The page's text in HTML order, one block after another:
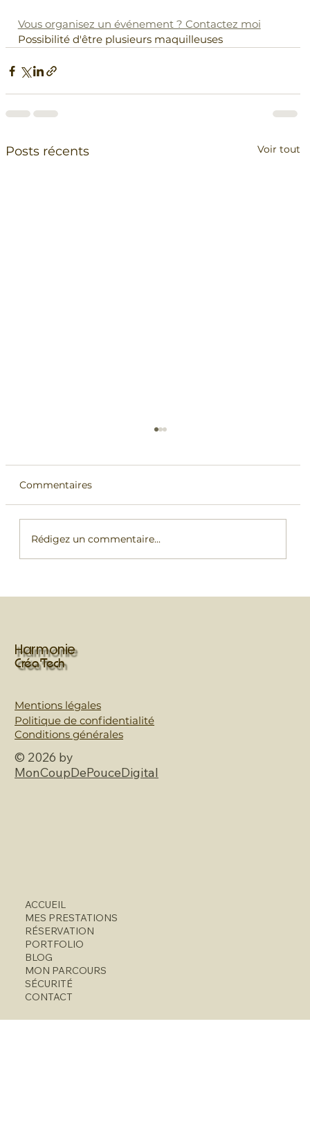
Vous organisez un événement ? Contactez moi
Possibilité d'être plusieurs maquilleuses
Posts récents Voir tout
Commentaires
Rédigez un commentaire...
Harmonie
Créa'Tech
ACCUEIL
MES PRESTATIONS
RÉSERVATION
PORTFOLIO
BLOG
MON PARCOURS
SÉCURITÉ
CONTACT
Mentions légales
Politique de confidentialité
Conditions générales
© 2026 by
MonCoupDePouceDigital